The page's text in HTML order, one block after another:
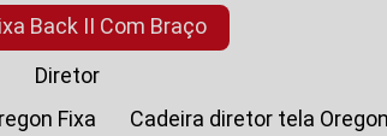
Back II Com Braço
Diretor
Fixa
Cadeira diretor tela